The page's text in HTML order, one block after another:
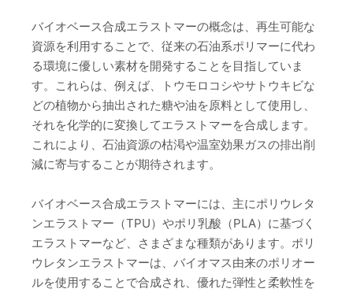
バイオベース合成エラストマーの概念は、再生可能な
資源を利用することで、従来の石油系ポリマーに代わ
る環境に優しい素材を開発することを目指していま
す。これらは、例えば、トウモロコシやサトウキビな
どの植物から抽出された糖や油を原料として使用し、
それを化学的に変換してエラストマーを合成します。
これにより、石油資源の枯渇や温室効果ガスの排出削
減に寄与することが期待されます。
バイオベース合成エラストマーには、主にポリウレタ
ンエラストマー（TPU）やポリ乳酸（PLA）に基づく
エラストマーなど、さまざまな種類があります。ポリ
ウレタンエラストマーは、バイオマス由来のポリオー
ルを使用することで合成され、優れた弾性と柔軟性を